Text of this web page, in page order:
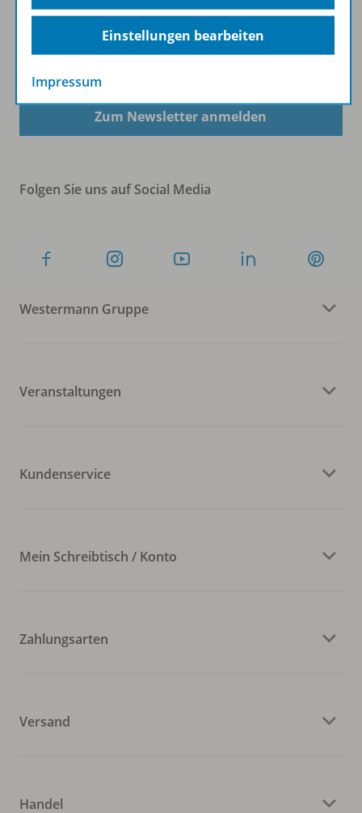
Zum Newsletter anmelden
Folgen Sie uns auf Social Media
Westermann Gruppe
Veranstaltungen
Kundenservice
Mein Schreibtisch / Konto
Zahlungsarten
Versand
Handel
Einstellungen bearbeiten
Impressum